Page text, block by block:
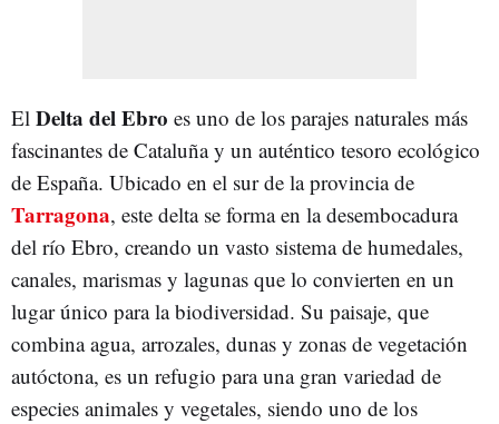
El Delta del Ebro es uno de los parajes naturales más
fascinantes de Cataluña y un auténtico tesoro ecológico
de España. Ubicado en el sur de la provincia de
Tarragona, este delta se forma en la desembocadura
del río Ebro, creando un vasto sistema de humedales,
canales, marismas y lagunas que lo convierten en un
lugar único para la biodiversidad. Su paisaje, que
combina agua, arrozales, dunas y zonas de vegetación
autóctona, es un refugio para una gran variedad de
especies animales y vegetales, siendo uno de los